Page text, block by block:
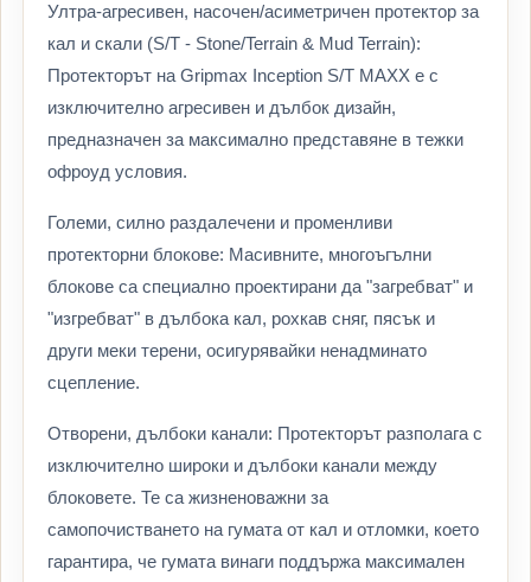
Ултра-агресивен, насочен/асиметричен протектор за
кал и скали (S/T - Stone/Terrain & Mud Terrain):
Протекторът на Gripmax Inception S/T MAXX е с
изключително агресивен и дълбок дизайн,
предназначен за максимално представяне в тежки
офроуд условия.
Големи, силно раздалечени и променливи
протекторни блокове: Масивните, многоъгълни
блокове са специално проектирани да "загребват" и
"изгребват" в дълбока кал, рохкав сняг, пясък и
други меки терени, осигурявайки ненадминато
сцепление.
Отворени, дълбоки канали: Протекторът разполага с
изключително широки и дълбоки канали между
блоковете. Те са жизненоважни за
самопочистването на гумата от кал и отломки, което
гарантира, че гумата винаги поддържа максимален